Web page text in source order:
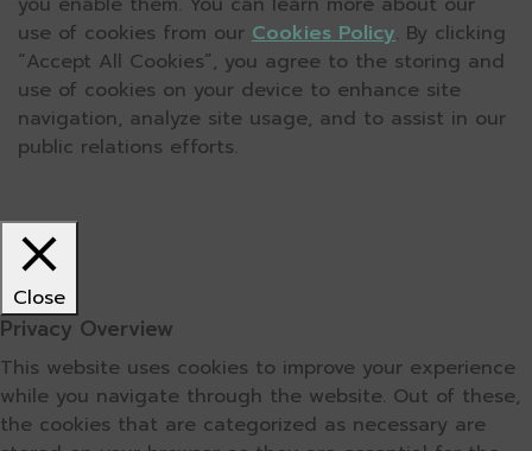
use of cookies from our Cookies Policy. By clicking
“Accept All Cookies”, you agree to the storing and
use of cookies on your device to enhance site
navigation, analyze site usage, and to assist in our
public relations efforts.
Close
Privacy Overview
This website uses cookies to improve your experience
while you navigate through the website. Out of these,
the cookies that are categorized as necessary are